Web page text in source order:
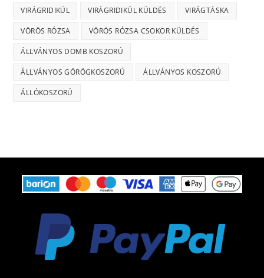
VIRÁGRIDIKÜL VIRÁGRIDIKÜL KÜLDÉS VIRÁGTÁSKA
VÖRÖS RÓZSA VÖRÖS RÓZSA CSOKOR KÜLDÉS
ÁLLVÁNYOS DOMB KOSZORÚ
ÁLLVÁNYOS GÖRÖGKOSZORÚ ÁLLVÁNYOS KOSZORÚ
ÁLLÓKOSZORÚ